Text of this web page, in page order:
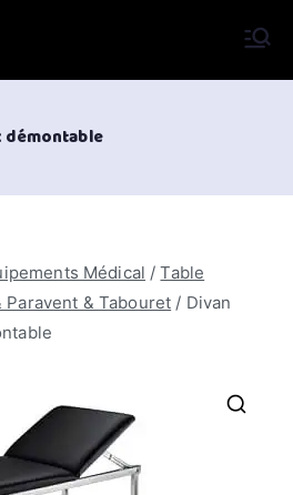
démontable
Médical /Table
Paravent & Tabouret / Divan